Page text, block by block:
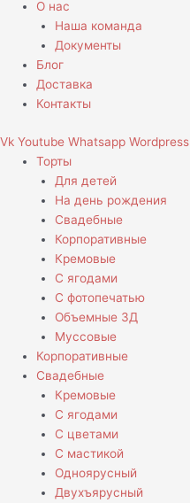
О нас
Наша команда
Документы
Блог
Доставка
Контакты
Vk Youtube Whatsapp Wordpress
Торты
Для детей
На день рождения
Свадебные
Корпоративные
Кремовые
С ягодами
С фотопечатью
Объемные 3Д
Муссовые
Корпоративные
Свадебные
Кремовые
С ягодами
С цветами
С мастикой
Одноярусный
Двухъярусный